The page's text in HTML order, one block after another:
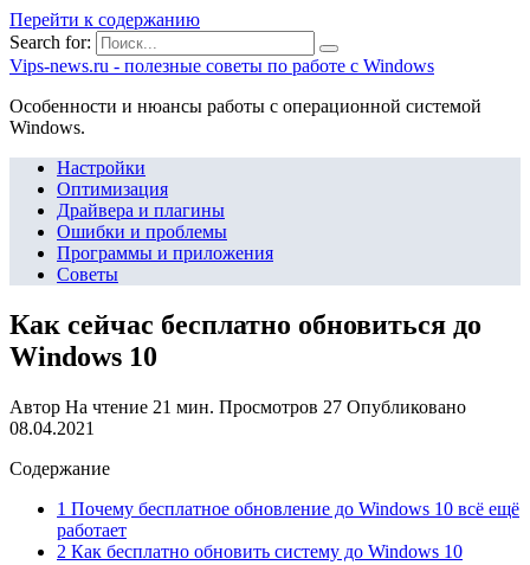
Перейти к содержанию
Search for:
Vips-news.ru - полезные советы по работе с Windows
Особенности и нюансы работы с операционной системой
Windows.
Настройки
Оптимизация
Драйвера и плагины
Ошибки и проблемы
Программы и приложения
Советы
Как сейчас бесплатно обновиться до
Windows 10
Автор На чтение 21 мин. Просмотров 27 Опубликовано
08.04.2021
Содержание
1 Почему бесплатное обновление до Windows 10 всё ещё
работает
2 Как бесплатно обновить систему до Windows 10